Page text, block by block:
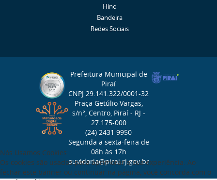
Hino
Bandeira
Redes Sociais
Prefeitura Municipal de
Piraí
CNPJ 29.141.322/0001-32
Praça Getúlio Vargas,
s/n°, Centro, Piraí - RJ -
27.175-000
(24) 2431 9950
Segunda a sexta-feira de
08h às 17h
ouvidoria@pirai.rj.gov.br
Nós Usamos Cookies
Os cookies são usados para aprimorar a sua experiência. Ao
fechar este banner ou continuar na página, você concorda com o